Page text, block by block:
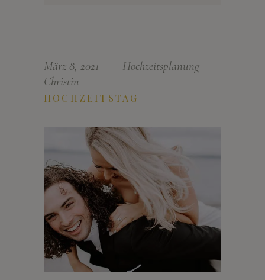
März 8, 2021
Hochzeitsplanung
Christin
HOCHZEITSTAG